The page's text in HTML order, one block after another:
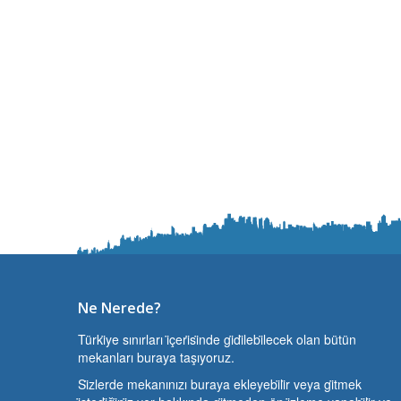
Ne Nerede?
Türki̇ye sınırları i̇çeri̇si̇nde gi̇di̇lebi̇lecek olan bütün
mekanları buraya taşıyoruz.
Si̇zlerde mekanınızı buraya ekleyebi̇li̇r veya gi̇tmek